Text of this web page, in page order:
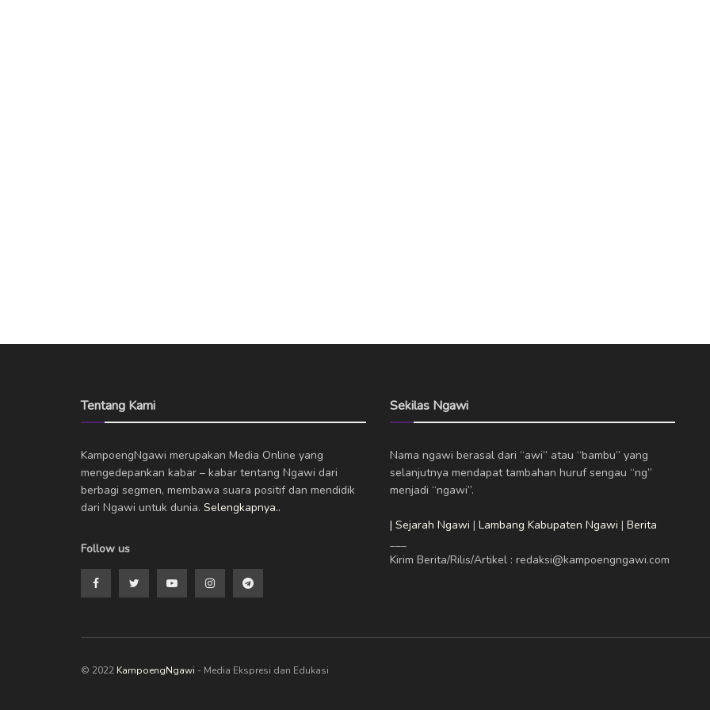
Tentang Kami
KampoengNgawi merupakan Media Online yang
mengedepankan kabar – kabar tentang Ngawi dari
berbagi segmen, membawa suara positif dan mendidik
dari Ngawi untuk dunia. Selengkapnya..
Follow us
Sekilas Ngawi
Nama ngawi berasal dari “awi” atau “bambu” yang
selanjutnya mendapat tambahan huruf sengau “ng”
menjadi “ngawi”.
| Sejarah Ngawi | Lambang Kabupaten Ngawi | Berita
Kirim Berita/Rilis/Artikel : redaksi@kampoengngawi.com
© 2022 KampoengNgawi - Media Ekspresi dan Edukasi